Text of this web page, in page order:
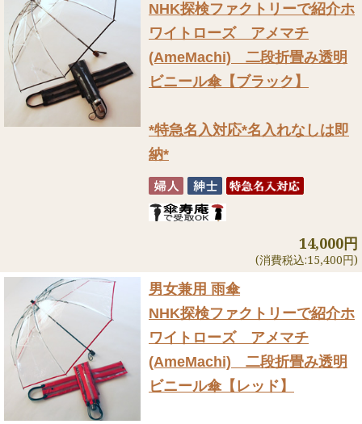
NHK探検ファクトリーで紹介ホ
ワイトローズ アメマチ
(AmeMachi) 二段折畳み透明
ビニール傘【ブラック】
*特急名入対応*名入れなしは即
納*
14,000円
(消費税込:15,400円)
男女兼用 雨傘
NHK探検ファクトリーで紹介ホ
ワイトローズ アメマチ
(AmeMachi) 二段折畳み透明
ビニール傘【レッド】